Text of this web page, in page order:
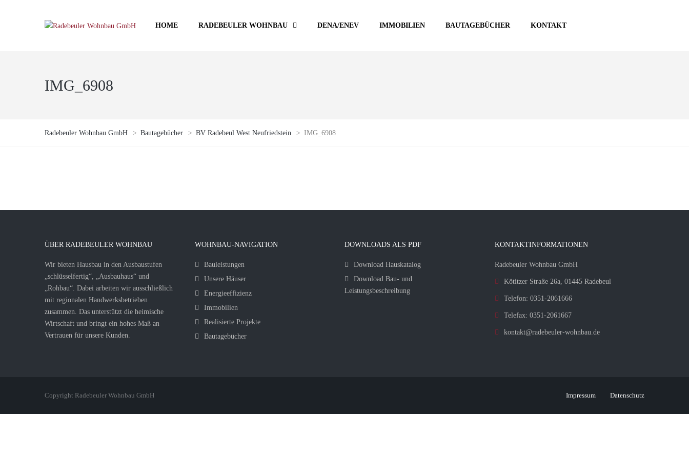
HOME RADEBEULER WOHNBAU DENA/ENEV IMMOBILIEN BAUTAGEBÜCHER KONTAKT
IMG_6908
Radebeuler Wohnbau GmbH > Bautagebücher > BV Radebeul West Neufriedstein > IMG_6908
ÜBER RADEBEULER WOHNBAU
Wir bieten Hausbau in den Ausbaustufen
„schlüsselfertig“, „Ausbauhaus“ und
„Rohbau“. Dabei arbeiten wir ausschließlich
mit regionalen Handwerksbetrieben
zusammen. Das unterstützt die heimische
Wirtschaft und bringt ein hohes Maß an
Vertrauen für unsere Kunden.
WOHNBAU-NAVIGATION
Bauleistungen
Unsere Häuser
Energieeffizienz
Immobilien
Realisierte Projekte
Bautagebücher
DOWNLOADS ALS PDF
Download Hauskatalog
Download Bau- und
Leistungsbeschreibung
KONTAKTINFORMATIONEN
Radebeuler Wohnbau GmbH
Kötitzer Straße 26a, 01445 Radebeul
Telefon: 0351-2061666
Telefax: 0351-2061667
kontakt@radebeuler-wohnbau.de
Copyright Radebeuler Wohnbau GmbH Impressum Datenschutz